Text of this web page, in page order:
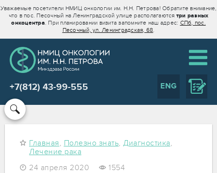
Уважаемые посетители НМИЦ онкологии им. Н.Н. Петрова! Обратите внимание,
что в пос. Песочный на Ленинградской улице располагаются три разных
онкоцентра. При планировании визита запомните наш адрес: СПб, пос.
Песочный, ул. Ленинградская, 68.
+7(812) 43-99-555 ENG
Главная, Полезно знать, Диагностика,
Лечение рака
24 апреля 2020
1554